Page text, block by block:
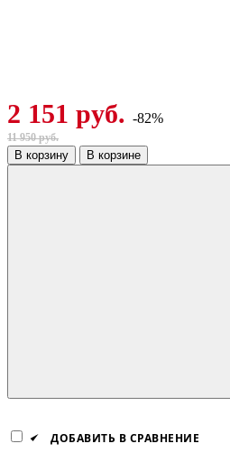
2 151 руб. -82%
11 950 руб.
В корзину В корзине
ДОБАВИТЬ В СРАВНЕНИЕ